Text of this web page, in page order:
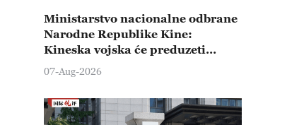
Ministarstvo nacionalne odbrane
Narodne Republike Kine:
Kineska vojska će preduzeti
čvrste kontramere protiv svih
provokativnih pokušaja
izazivanja nemira
07-Aug-2026